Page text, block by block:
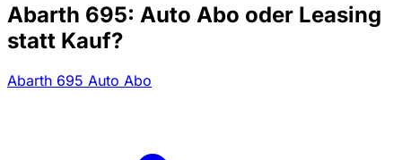
Abarth 695: Auto Abo oder Leasing
statt Kauf?
Abarth 695 Auto Abo